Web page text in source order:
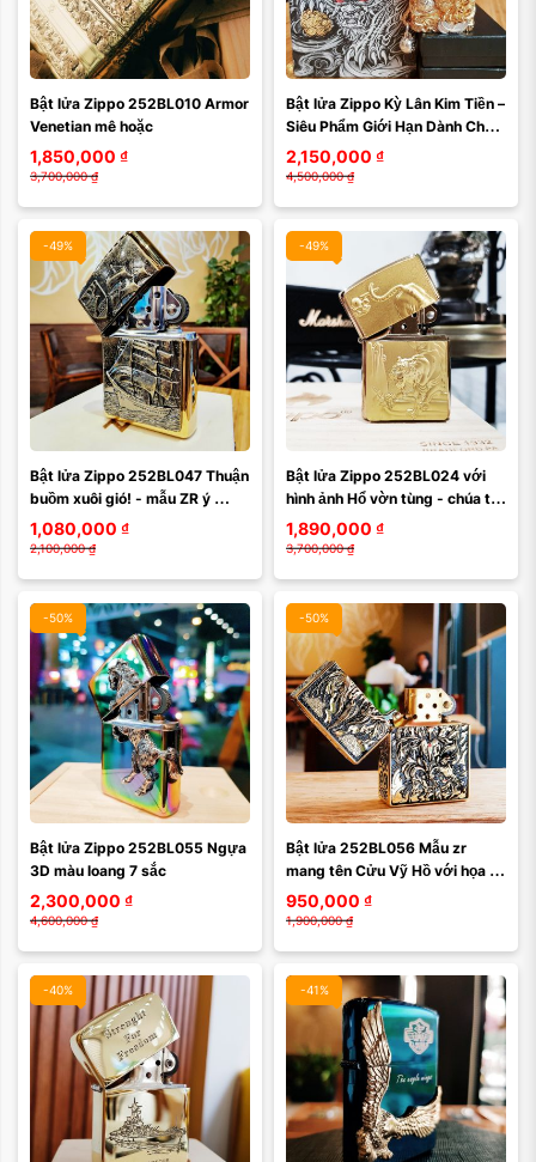
Bật lửa Zippo 252BL010 Armor
Venetian mê hoặc
1,850,000 ₫
3,700,000 ₫
Bật lửa Zippo Kỳ Lân Kim Tiền –
Siêu Phẩm Giới Hạn Dành Cho
Người Sưu Tầm
2,150,000 ₫
4,500,000 ₫
-49%
Bật lửa Zippo 252BL047 Thuận
buồm xuôi gió! - mẫu ZR ý
nghĩa cho năm mới nhiều thuận
lợi, xuôi ...
1,080,000 ₫
2,100,000 ₫
-49%
Bật lửa Zippo 252BL024 với
hình ảnh Hổ vờn tùng - chúa tể
chốn sơn lâm
1,890,000 ₫
3,700,000 ₫
-50%
Bật lửa Zippo 252BL055 Ngựa
3D màu loang 7 sắc
2,300,000 ₫
4,600,000 ₫
-50%
Bật lửa 252BL056 Mẫu zr
mang tên Cửu Vỹ Hồ với họa
tiết mô phỏng lại truyền thuyết
về cáo 9 đuôi ...
950,000 ₫
1,900,000 ₫
-40% -41%